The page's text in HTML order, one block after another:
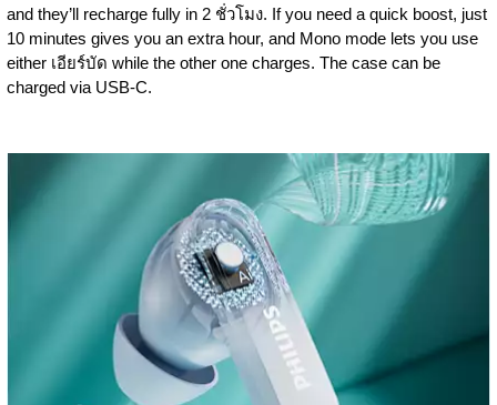
and they’ll recharge fully in 2 ชั่วโมง. If you need a quick boost, just
10 minutes gives you an extra hour, and Mono mode lets you use
either เอียร์บัด while the other one charges. The case can be
charged via USB-C.